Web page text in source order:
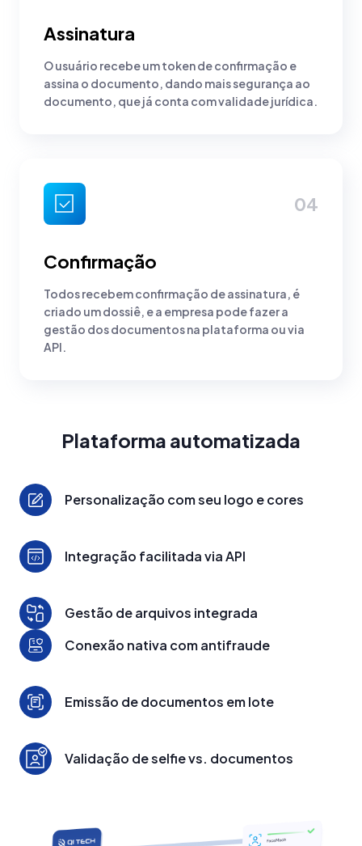
Assinatura
O usuário recebe um token de confirmação e
assina o documento, dando mais segurança ao
documento, que já conta com validade jurídica.
04
Confirmação
Todos recebem confirmação de assinatura, é
criado um dossiê, e a empresa pode fazer a
gestão dos documentos na plataforma ou via
API.
Plataforma automatizada
Personalização com seu logo e cores
Integração facilitada via API
Gestão de arquivos integrada
Conexão nativa com antifraude
Emissão de documentos em lote
Validação de selfie vs. documentos